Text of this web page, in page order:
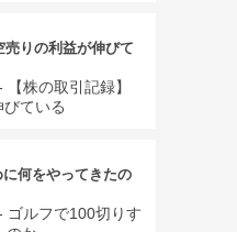
売りの利益が伸びて
何をやってきたの